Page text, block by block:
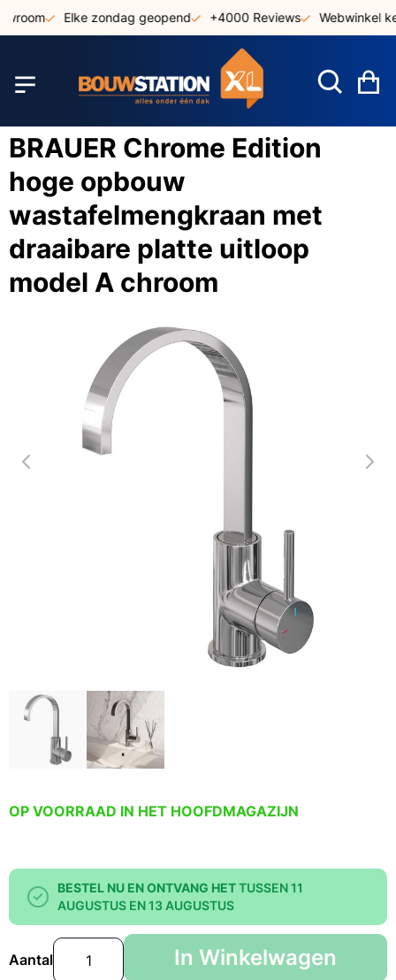
naar
Elke zondag geopend +4000 Reviews Webwinkel
BRAUER Chrome Edition
hoge opbouw
wastafelmengkraan met
draaibare platte uitloop
model A chroom
OP VOORRAAD IN HET HOOFDMAGAZIJN
BESTEL NU EN ONTVANG HETTUSSEN 11
AUGUSTUS EN 13 AUGUSTUS
Aantal In Winkelwagen